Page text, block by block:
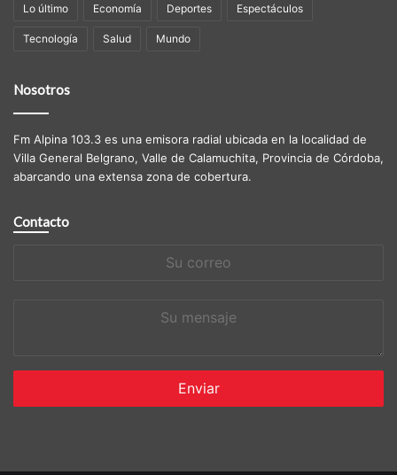
Lo último Economía Deportes Espectáculos
Tecnología Salud Mundo
Nosotros
Fm Alpina 103.3 es una emisora radial ubicada en la localidad de
Villa General Belgrano, Valle de Calamuchita, Provincia de Córdoba,
abarcando una extensa zona de cobertura.
Contacto